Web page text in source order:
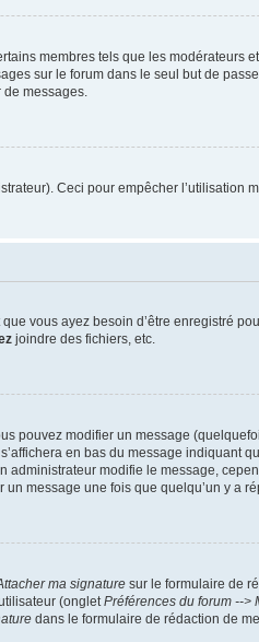
membres tels que les modérateurs
sur le forum dans le seul but de
de messages.
Ceci pour empêcher l’utilisation
vous ayez besoin d’être enregistré
joindre des fichiers, etc.
pouvez modifier un message
en bas du message indiquant
modifie le message,
message une fois que quelqu’un y a
ma signature sur le formulaire de
(ongletPréférences du forum -->
dans le formulaire de rédaction de